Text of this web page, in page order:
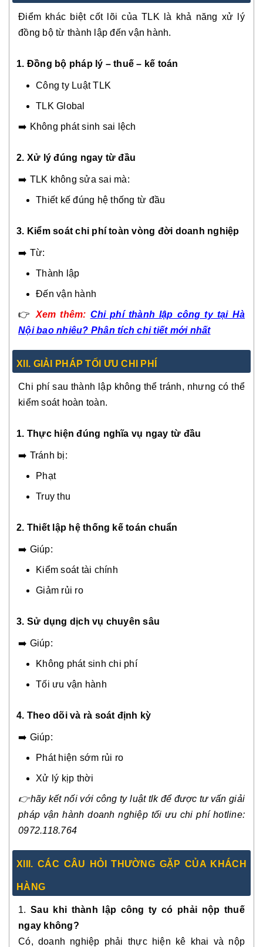
Điểm khác biệt cốt lõi của TLK là khả năng xử lý
đồng bộ từ thành lập đến vận hành.
1. Đồng bộ pháp lý – thuế – kế toán
Công ty Luật TLK
TLK Global
➡️ Không phát sinh sai lệch
2. Xử lý đúng ngay từ đầu
➡️ TLK không sửa sai mà:
Thiết kế đúng hệ thống từ đầu
3. Kiểm soát chi phí toàn vòng đời doanh nghiệp
➡️ Từ:
Thành lập
Đến vận hành
👉 Xem thêm: Chi phí thành lập công ty tại Hà
Nội bao nhiêu? Phân tích chi tiết mới nhất
XI I. GIẢI PHÁP TỐI ƯU CHI PHÍ
Chi phí sau thành lập không thể tránh, nhưng có thể
kiểm soát hoàn toàn.
1. Thực hiện đúng nghĩa vụ ngay từ đầu
➡️ Tránh bị:
Phạt
Truy thu
2. Thiết lập hệ thống kế toán chuẩn
➡️ Giúp:
Kiểm soát tài chính
Giảm rủi ro
3. Sử dụng dịch vụ chuyên sâu
➡️ Giúp:
Không phát sinh chi phí
Tối ưu vận hành
4. Theo dõi và rà soát định kỳ
➡️ Giúp:
Phát hiện sớm rủi ro
Xử lý kịp thời
👉hãy kết nối với công ty luật tlk để được tư vấn giải
pháp vận hành doanh nghiệp tối ưu chi phí hotline:
0972.118.764
XIII. CÁC CÂU HỎI THƯỜNG GẶP CỦA KHÁCH
HÀNG
1. Sau khi thành lập công ty có phải nộp thuế
ngay không?
Có, doanh nghiệp phải thực hiện kê khai và nộp